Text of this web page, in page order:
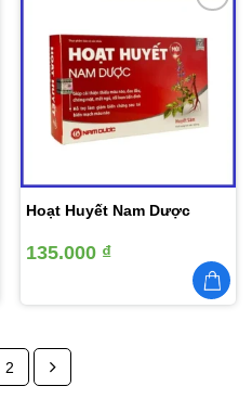
Thêm
vào
thích
Hoạt Huyết Nam Dược
135.000 ₫
2